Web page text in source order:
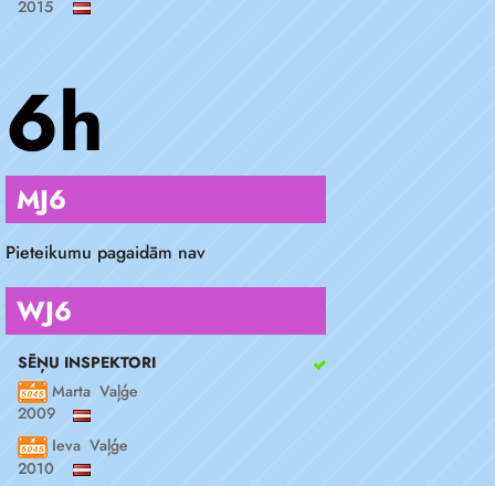
2015
6h
MJ6
Pieteikumu pagaidām nav
WJ6
SĒŅU INSPEKTORI
Marta Vaļģe
2009
Ieva Vaļģe
2010